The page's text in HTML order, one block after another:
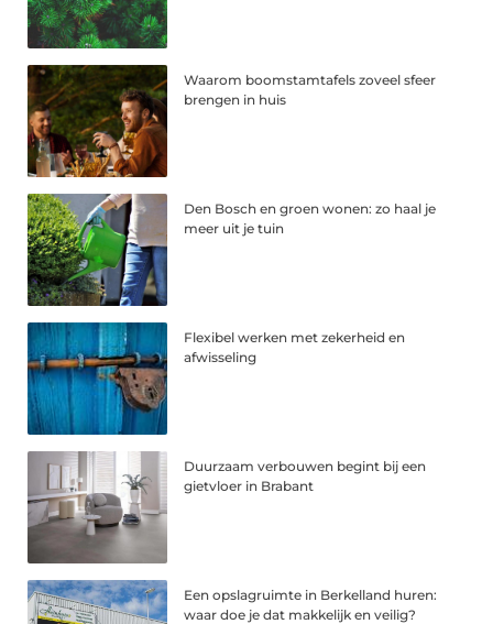
Waarom boomstamtafels zoveel sfeer
brengen in huis
Den Bosch en groen wonen: zo haal je
meer uit je tuin
Flexibel werken met zekerheid en
afwisseling
Duurzaam verbouwen begint bij een
gietvloer in Brabant
Een opslagruimte in Berkelland huren:
waar doe je dat makkelijk en veilig?